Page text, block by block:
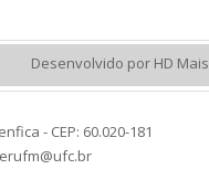
Desenvolvido por HD Mais
- CEP: 60.020-181